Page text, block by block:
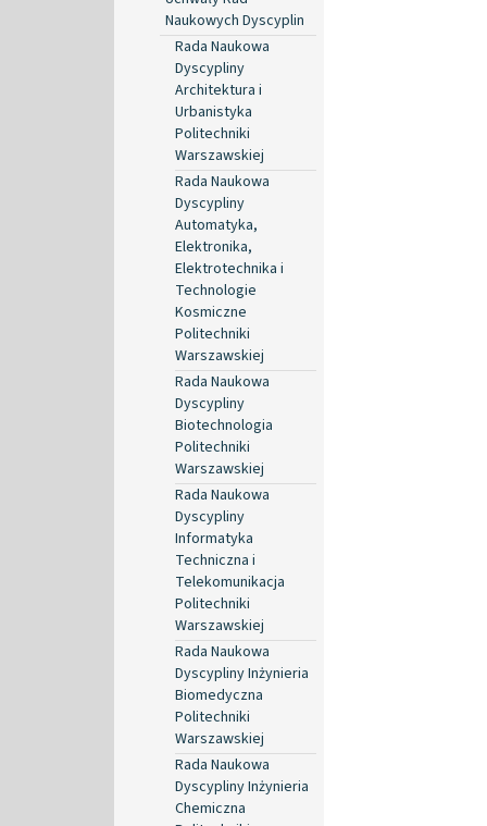
Naukowych Dyscyplin
Rada Naukowa
Dyscypliny
Architektura i
Urbanistyka
Politechniki
Warszawskiej
Rada Naukowa
Dyscypliny
Automatyka,
Elektronika,
Elektrotechnika i
Technologie
Kosmiczne
Politechniki
Warszawskiej
Rada Naukowa
Dyscypliny
Biotechnologia
Politechniki
Warszawskiej
Rada Naukowa
Dyscypliny
Informatyka
Techniczna i
Telekomunikacja
Politechniki
Warszawskiej
Rada Naukowa
Dyscypliny Inżynieria
Biomedyczna
Politechniki
Warszawskiej
Rada Naukowa
Dyscypliny Inżynieria
Chemiczna